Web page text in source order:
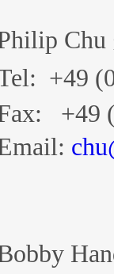
Chu
+49
+49